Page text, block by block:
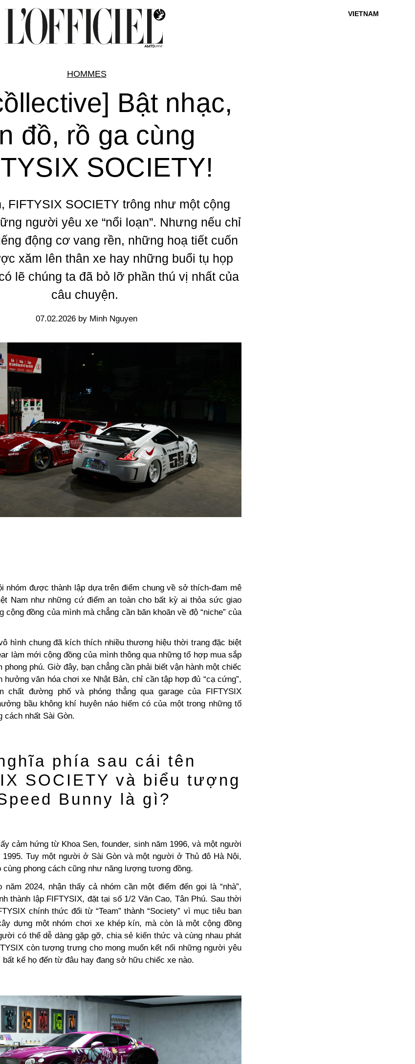
VIETNAM
HOMMES
Bật nhạc,
đồ, rồ ga cùng
SOCIETY!
FIFTYSIX SOCIETY trông như một cộng
người yêu xe “nổi loạn”. Nhưng nếu chỉ
động cơ vang rền, những hoạ tiết cuốn
xăm lên thân xe hay những buổi tụ họp
lẽ chúng ta đã bỏ lỡ phần thú vị nhất của
câu chuyện.
07.02.2026 by Minh Nguyen
nhóm được thành lập dựa trên điểm chung về sở thích-đam mê
Nam như những cứ điểm an toàn cho bất kỳ ai thỏa sức giao
cộng đồng của mình mà chẳng cần băn khoăn về độ “niche” của
hình chung đã kích thích nhiều thương hiệu thời trang đặc biệt
làm mới cộng đồng của mình thông qua những tổ hợp mua sắp
phong phú. Giờ đây, bạn chẳng cần phải biết vận hành một chiếc
hưởng văn hóa chơi xe Nhật Bản, chỉ cần tập hợp đủ “cạ cứng”,
chất đường phố và phóng thẳng qua garage của FIFTYSIX
bầu không khí huyên náo hiếm có của một trong những tổ
cách nhất Sài Gòn.
phía sau cái tên
SOCIETY và biểu tượng
Bunny là gì?
cảm hứng từ Khoa Sen, founder, sinh năm 1996, và một người
1995. Tuy một người ở Sài Gòn và một người ở Thủ đô Hà Nội,
cùng phong cách cũng như năng lượng tương đồng.
2024, nhận thấy cả nhóm cần một điểm đến gọi là “nhà”,
thành lập FIFTYSIX, đặt tại số 1/2 Văn Cao, Tân Phú. Sau thời
chính thức đổi từ “Team” thành “Society” vì mục tiêu ban
dựng một nhóm chơi xe khép kín, mà còn là một cộng đồng
có thể dễ dàng gặp gỡ, chia sẻ kiến thức và cùng nhau phát
còn tượng trưng cho mong muốn kết nối những người yêu
kể họ đến từ đâu hay đang sở hữu chiếc xe nào.